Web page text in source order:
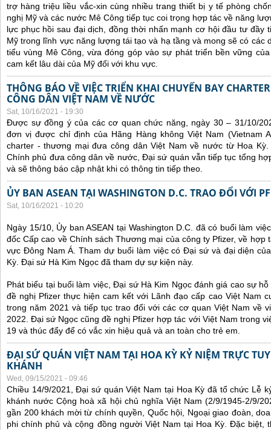
trợ hàng triệu liều vắc-xin cùng nhiều trang thiết bị y tế phòng
nghị Mỹ và các nước Mê Công tiếp tục coi trọng hợp tác về năng
lực phục hồi sau đại dịch, đồng thời nhấn mạnh cơ hội đầu tư đầy
Mỹ trong lĩnh vực năng lượng tái tạo và hạ tầng và mong sẽ có các
tiểu vùng Mê Công, vừa đóng góp vào sự phát triển bền vững
cam kết lâu dài của Mỹ đối với khu vực.
THÔNG BÁO VỀ VIỆC TRIỂN KHAI CHUYẾN BAY
CÔNG DÂN VIỆT NAM VỀ NƯỚC
Sat, 10/16/2021 - 19:30
Được sự đồng ý của các cơ quan chức năng, ngày 30 – 31/10/
đơn vị được chỉ định của Hãng Hàng không Việt Nam (Vietnam
charter - thương mại đưa công dân Việt Nam về nước từ Hoa
Chính phủ đưa công dân về nước, Đại sứ quán vẫn tiếp tục tổng
và sẽ thông báo cập nhật khi có thông tin tiếp theo.
ỦY BAN ASEAN TẠI WASHINGTON D.C. TRAO ĐỔI VỚI
Sat, 10/16/2021 - 10:20
Ngày 15/10, Ủy ban ASEAN tại Washington D.C. đã có buổi làm
đốc Cấp cao về Chính sách Thương mại của công ty Pfizer, về hợp
vực Đông Nam Á. Tham dự buổi làm việc có Đại sứ và đại diện
Kỳ. Đại sứ Hà Kim Ngọc đã tham dự sự kiện này.
Phát biểu tại buổi làm việc, Đại sứ Hà Kim Ngọc đánh giá cao sự
đề nghị Pfizer thực hiện cam kết với Lãnh đạo cấp cao Việt Nam
trong năm 2021 và tiếp tục trao đổi với các cơ quan Việt Nam về
2022. Đại sứ Ngọc cũng đề nghị Pfizer hợp tác với Việt Nam trong
19 và thúc đẩy để có vắc xin hiệu quả và an toàn cho trẻ em.
ĐẠI SỨ QUÁN VIỆT NAM TẠI HOA KỲ KỶ NIỆM TRỰC
KHÁNH
Wed, 09/15/2021 - 09:46
Chiều 14/9/2021, Đại sứ quán Việt Nam tại Hoa Kỳ đã tổ chức Lễ
khánh nước Cộng hoà xã hội chủ nghĩa Việt Nam (2/9/1945-2/9/
gần 200 khách mời từ chính quyền, Quốc hội, Ngoại giao đoàn,
phi chính phủ và cộng đồng người Việt Nam tại Hoa Kỳ. Đặc biệt,